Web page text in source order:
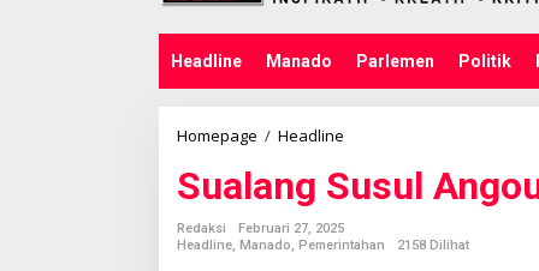
Headline Manado Parlemen Politik
Homepage / Headline
a
l
n
Sualang Susul
Redaksi
Februari 27, 2025
Headline, Manado, Pemerintahan 2158 Dilihat